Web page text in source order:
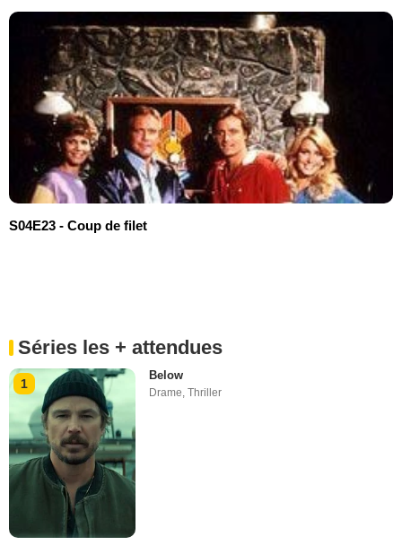
S04E23 - Coup de filet
Séries les + attendues
1
Below
Drame,Thriller